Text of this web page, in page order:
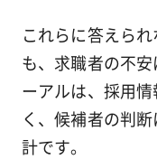
これらに答えら
も、求職者の不
ーアルは、採用
く、候補者の判
計です。